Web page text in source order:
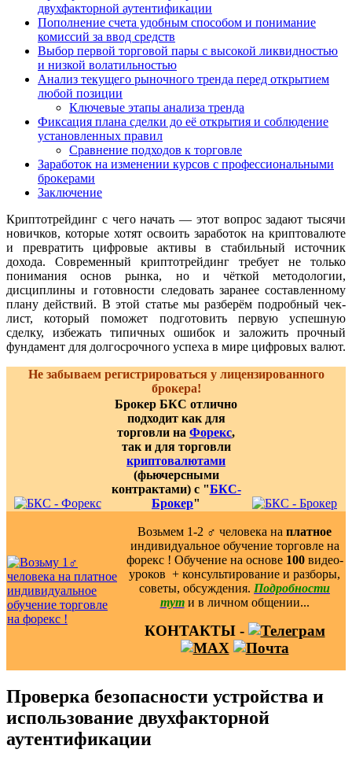
двухфакторной аутентификации
Пополнение счета удобным способом и понимание
комиссий за ввод средств
Выбор первой торговой пары с высокой ликвидностью
и низкой волатильностью
Анализ текущего рыночного тренда перед открытием
любой позиции
Ключевые этапы анализа тренда
Фиксация плана сделки до её открытия и соблюдение
установленных правил
Сравнение подходов к торговле
Заработок на изменении курсов с профессиональными
брокерами
Заключение
Криптотрейдинг с чего начать — этот вопрос задают тысячи
новичков, которые хотят освоить заработок на криптовалюте
и превратить цифровые активы в стабильный источник
дохода. Современный криптотрейдинг требует не только
понимания основ рынка, но и чёткой методологии,
дисциплины и готовности следовать заранее составленному
плану действий. В этой статье мы разберём подробный чек-
лист, который поможет подготовить первую успешную
сделку, избежать типичных ошибок и заложить прочный
фундамент для долгосрочного успеха в мире цифровых валют.
Не забываем регистрироваться у лицензированного
брокера!
Брокер БКС отлично
подходит как для
торговли на Форекс,
так и для торговли
криптовалютами
(фьючерсными
контрактами) с "БКС-
Брокер"
Возьмем 1-2 ‍♂️ человека на платное
индивидуальное обучение торговле на
форекс ! Обучение на основе 100видео-
уроков ️ + консультирование и разборы,
советы, обсуждения. Подробности
тут и в личном общении...
КОНТАКТЫ -
Проверка безопасности устройства и
использование двухфакторной
аутентификации